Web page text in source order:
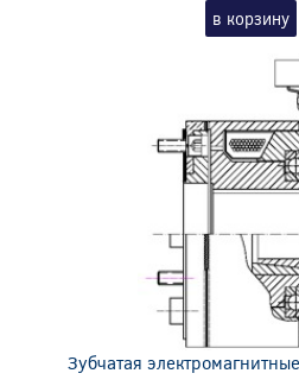
в корзину
Зубчатая